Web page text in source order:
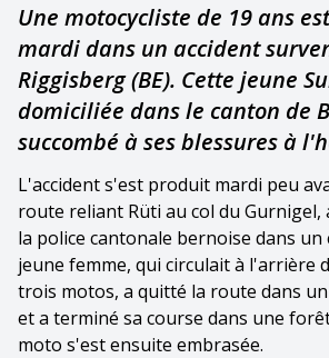
Une motocycliste de 19 ans
mardi dans un accident
Riggisberg (BE). Cette jeune
domiciliée dans le canton de
succombé à ses blessures à
L'accident s'est produit mardi peu
route reliant Rüti au col du Gurnigel,
la police cantonale bernoise dans un
jeune femme, qui circulait à l'arrière
trois motos, a quitté la route dans
et a terminé sa course dans une
moto s'est ensuite embrasée.